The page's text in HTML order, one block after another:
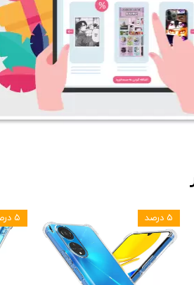
۵ درصد ۵ درصد